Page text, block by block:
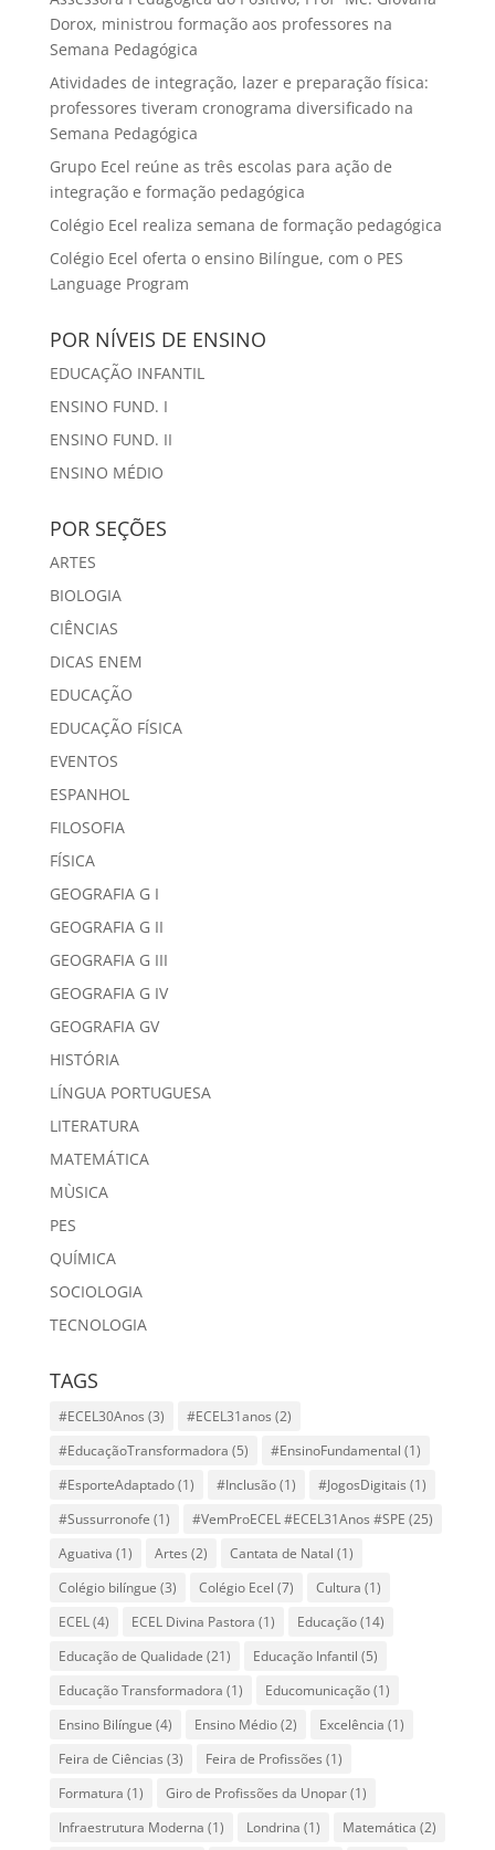
Dorox, ministrou formação aos professores na
Semana Pedagógica
Atividades de integração, lazer e preparação física:
professores tiveram cronograma diversificado na
Semana Pedagógica
Grupo Ecel reúne as três escolas para ação de
integração e formação pedagógica
Colégio Ecel realiza semana de formação pedagógica
Colégio Ecel oferta o ensino Bilíngue, com o PES
Language Program
POR NÍVEIS DE ENSINO
EDUCAÇÃO INFANTIL
ENSINO FUND. I
ENSINO FUND. II
ENSINO MÉDIO
POR SEÇÕES
ARTES
BIOLOGIA
CIÊNCIAS
DICAS ENEM
EDUCAÇÃO
EDUCAÇÃO FÍSICA
EVENTOS
ESPANHOL
FILOSOFIA
FÍSICA
GEOGRAFIA G I
GEOGRAFIA G II
GEOGRAFIA G III
GEOGRAFIA G IV
GEOGRAFIA GV
HISTÓRIA
LÍNGUA PORTUGUESA
LITERATURA
MATEMÁTICA
MÙSICA
PES
QUÍMICA
SOCIOLOGIA
TECNOLOGIA
TAGS
#ECEL30Anos (3) #ECEL31anos (2)
#EducaçãoTransformadora (5) #EnsinoFundamental (1)
#EsporteAdaptado(1) #Inclusão(1) #JogosDigitais (1)
#Sussurronofe (1) #VemProECEL #ECEL31Anos #SPE (25)
Aguativa (1) Artes (2) Cantata de Natal (1)
Colégio bilíngue (3) Colégio Ecel (7) Cultura (1)
ECEL(4) ECEL Divina Pastora (1) Educação(14)
Educação de Qualidade (21) Educação Infantil (5)
Educação Transformadora (1) Educomunicação(1)
Ensino Bilíngue (4) Ensino Médio(2) Excelência (1)
Feira de Ciências (3) Feira de Profissões (1)
Formatura (1) Giro de Profissões da Unopar(1)
Infraestrutura Moderna (1) Londrina (1) Matemática (2)